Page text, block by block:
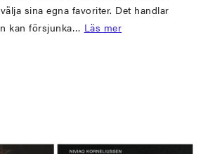
sina egna favoriter. Det handlar
kan försjunka… Läs mer